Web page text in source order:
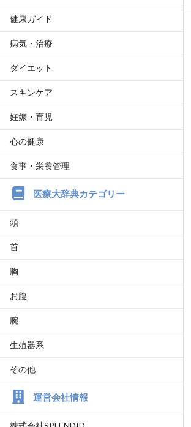
健康ガイド
病気・治療
ダイエット
スキンケア
妊娠・育児
心の健康
食事・栄養管理
医療大辞典カテゴリー
頭
首
胸
お腹
腕
生殖器系
その他
運営会社情報